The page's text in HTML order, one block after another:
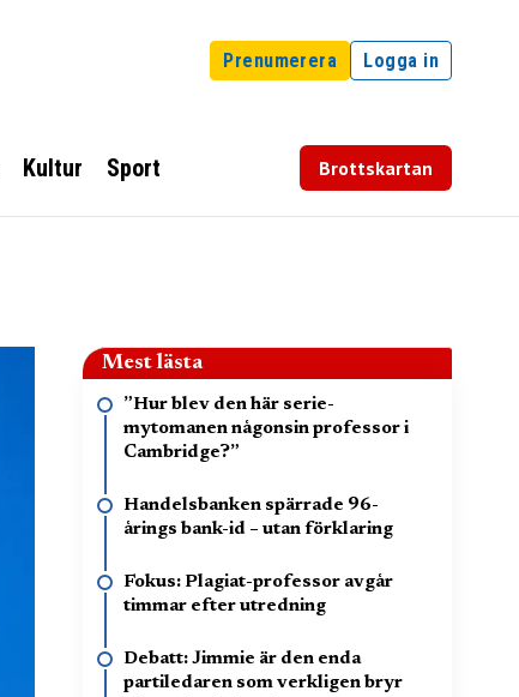
Prenumerera Logga in
Kultur Sport Brottskartan
Mest lästa
”Hur blev den här serie-
mytomanen någonsin professor i
Cambridge?”
Handelsbanken spärrade 96-
årings bank-id – utan förklaring
Fokus: Plagiat-professor avgår
timmar efter utredning
Debatt: Jimmie är den enda
partiledaren som verkligen bryr